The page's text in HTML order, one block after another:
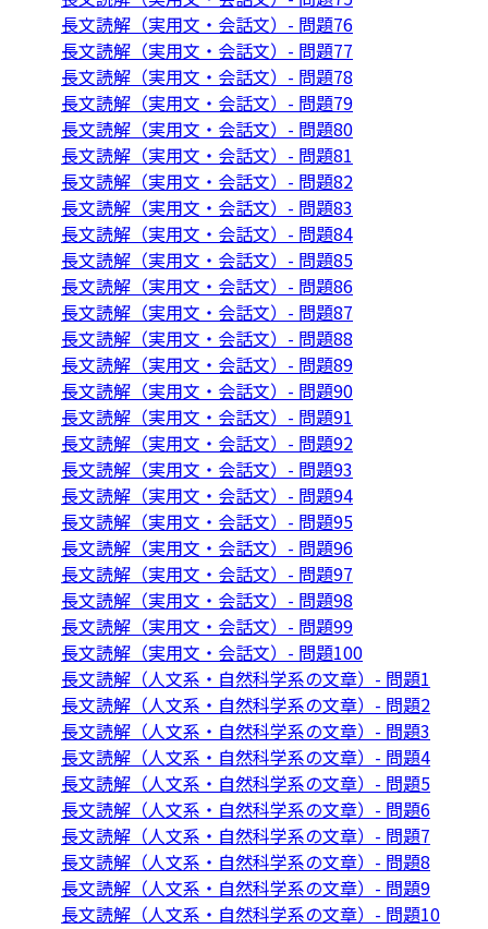
長文読解（実用文・会話文）- 問題76
長文読解（実用文・会話文）- 問題77
長文読解（実用文・会話文）- 問題78
長文読解（実用文・会話文）- 問題79
長文読解（実用文・会話文）- 問題80
長文読解（実用文・会話文）- 問題81
長文読解（実用文・会話文）- 問題82
長文読解（実用文・会話文）- 問題83
長文読解（実用文・会話文）- 問題84
長文読解（実用文・会話文）- 問題85
長文読解（実用文・会話文）- 問題86
長文読解（実用文・会話文）- 問題87
長文読解（実用文・会話文）- 問題88
長文読解（実用文・会話文）- 問題89
長文読解（実用文・会話文）- 問題90
長文読解（実用文・会話文）- 問題91
長文読解（実用文・会話文）- 問題92
長文読解（実用文・会話文）- 問題93
長文読解（実用文・会話文）- 問題94
長文読解（実用文・会話文）- 問題95
長文読解（実用文・会話文）- 問題96
長文読解（実用文・会話文）- 問題97
長文読解（実用文・会話文）- 問題98
長文読解（実用文・会話文）- 問題99
長文読解（実用文・会話文）- 問題100
長文読解（人文系・自然科学系の文章）- 問題1
長文読解（人文系・自然科学系の文章）- 問題2
長文読解（人文系・自然科学系の文章）- 問題3
長文読解（人文系・自然科学系の文章）- 問題4
長文読解（人文系・自然科学系の文章）- 問題5
長文読解（人文系・自然科学系の文章）- 問題6
長文読解（人文系・自然科学系の文章）- 問題7
長文読解（人文系・自然科学系の文章）- 問題8
長文読解（人文系・自然科学系の文章）- 問題9
長文読解（人文系・自然科学系の文章）- 問題10